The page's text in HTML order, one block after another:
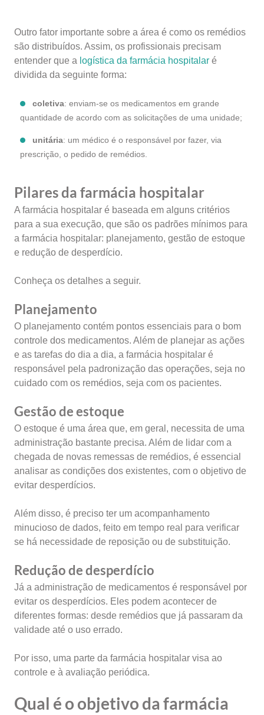
Outro fator importante sobre a área é como os remédios
são distribuídos. Assim, os profissionais precisam
entender que a logística da farmácia hospitalar é
dividida da seguinte forma:
coletiva: enviam-se os medicamentos em grande
quantidade de acordo com as solicitações de uma unidade;
unitária: um médico é o responsável por fazer, via
prescrição, o pedido de remédios.
Pilares da farmácia hospitalar
A farmácia hospitalar é baseada em alguns critérios
para a sua execução, que são os padrões mínimos para
a farmácia hospitalar: planejamento, gestão de estoque
e redução de desperdício.
Conheça os detalhes a seguir.
Planejamento
O planejamento contém pontos essenciais para o bom
controle dos medicamentos. Além de planejar as ações
e as tarefas do dia a dia, a farmácia hospitalar é
responsável pela padronização das operações, seja no
cuidado com os remédios, seja com os pacientes.
Gestão de estoque
O estoque é uma área que, em geral, necessita de uma
administração bastante precisa. Além de lidar com a
chegada de novas remessas de remédios, é essencial
analisar as condições dos existentes, com o objetivo de
evitar desperdícios.
Além disso, é preciso ter um acompanhamento
minucioso de dados, feito em tempo real para verificar
se há necessidade de reposição ou de substituição.
Redução de desperdício
Já a administração de medicamentos é responsável por
evitar os desperdícios. Eles podem acontecer de
diferentes formas: desde remédios que já passaram da
validade até o uso errado.
Por isso, uma parte da farmácia hospitalar visa ao
controle e à avaliação periódica.
Qual é o objetivo da farmácia